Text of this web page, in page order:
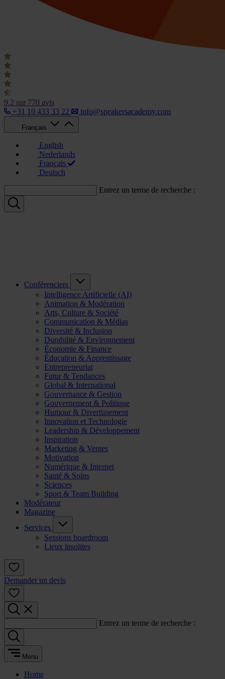
9.2 sur 770 avis
+31 10 433 33 22
info@speakersacademy.com
Français
English
Nederlands
Français
Deutsch
Entrez un terme de recherche :
Conférenciers
Intelligence Artificielle (AI)
Animation & Modération
Arts, Culture & Société
Communication & Médias
Diversité & Inclusion
Durabilité & Environnement
Économie & Finance
Éducation & Apprentissage
Entrepreneuriat
Futur & Tendances
Global & International
Gouvernance & Gestion
Gouvernement & Politique
Humour & Divertissement
Innovation et Technologie
Leadership & Développement
Inspiration
Marketing & Ventes
Motivation
Numérique & Internet
Santé & Soins
Sciences
Sport & Team Building
Modérateur
Magazine
Services
Sessions boardroom
Lieux insolites
Demander un devis
Entrez un terme de recherche :
Menu
Home